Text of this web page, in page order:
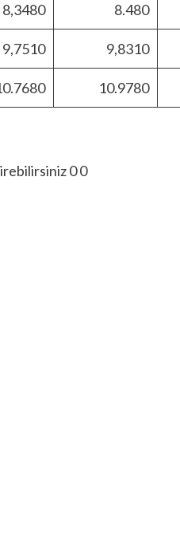
8,3480 8.480
9,7510 9,8310
10.9780
00